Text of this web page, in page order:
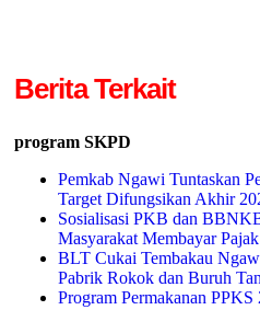
Berita Terkait
program SKPD
Pemkab Ngawi Tuntaskan
Target Difungsikan Akhir
Sosialisasi PKB dan
Masyarakat Membayar
BLT Cukai Tembakau
Pabrik Rokok dan Buruh
Program Permakanan